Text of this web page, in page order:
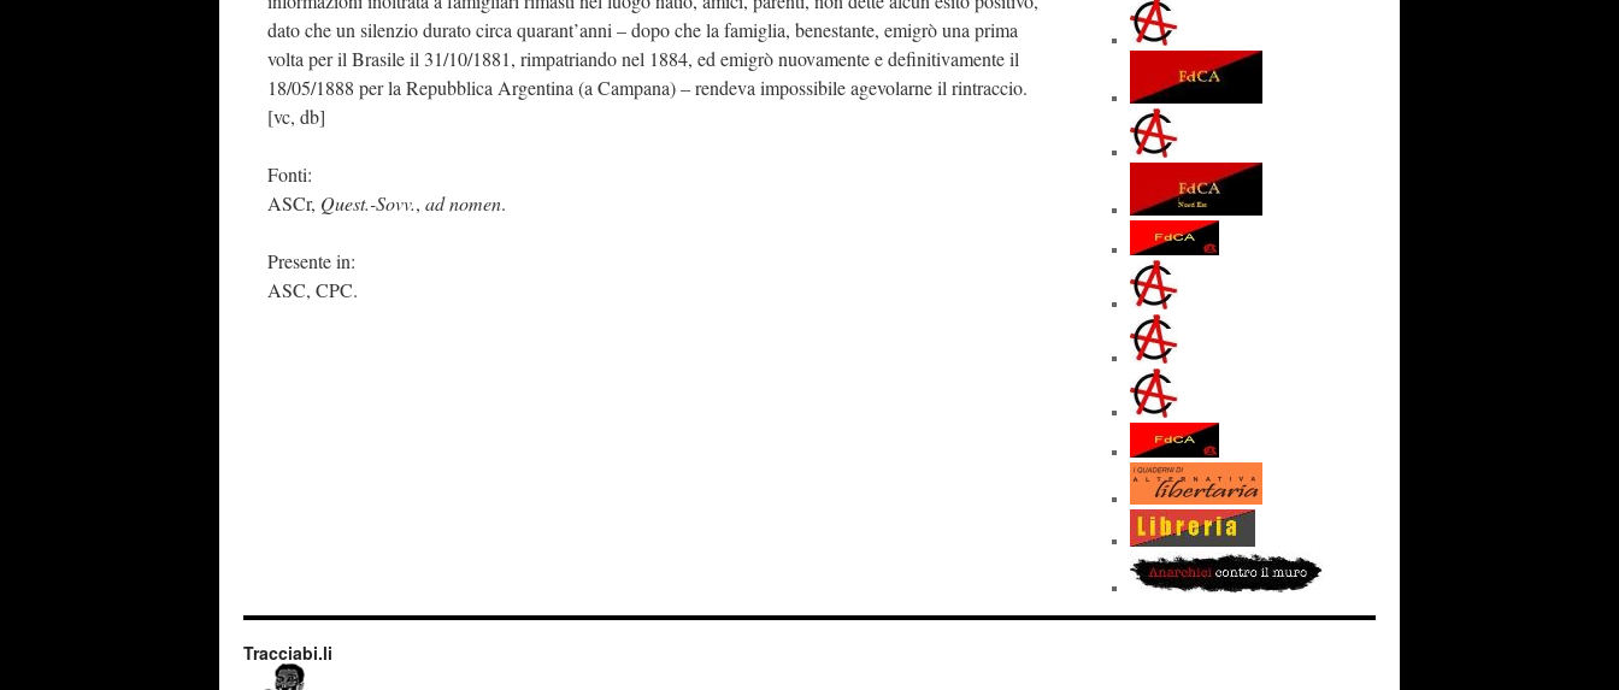
dato che un silenzio durato circa quarant’anni – dopo che la famiglia, benestante, emigrò una prima
volta per il Brasile il 31/10/1881, rimpatriando nel 1884, ed emigrò nuovamente e definitivamente il
18/05/1888 per la Repubblica Argentina (a Campana) – rendeva impossibile agevolarne il rintraccio.
[vc, db]
Fonti:
ASCr, Quest.-Sovv., ad nomen.
Presente in:
ASC, CPC.
Tracciabi.li